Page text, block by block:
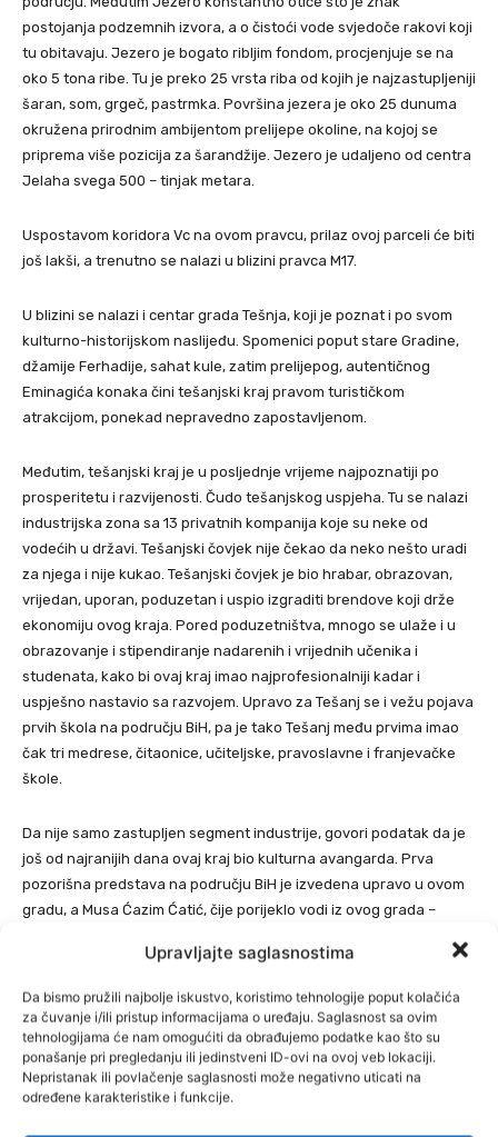
Upravljajte saglasnostima
Da bismo pružili najbolje iskustvo, koristimo tehnologije poput kolačića
za čuvanje i/ili pristup informacijama o uređaju. Saglasnost sa ovim
tehnologijama će nam omogućiti da obrađujemo podatke kao što su
ponašanje pri pregledanju ili jedinstveni ID-ovi na ovoj veb lokaciji.
Nepristanak ili povlačenje saglasnosti može negativno uticati na
određene karakteristike i funkcije.
postojanja podzemnih izvora, a o čistoći vode svjedoče rakovi koji
tu obitavaju. Jezero je bogato ribljim fondom, procjenjuje se na
oko 5 tona ribe. Tu je preko 25 vrsta riba od kojih je najzastupljeniji
šaran, som, grgeč, pastrmka. Površina jezera je oko 25 dunuma
okružena prirodnim ambijentom prelijepe okoline, na kojoj se
priprema više pozicija za šarandžije. Jezero je udaljeno od centra
Jelaha svega 500 – tinjak metara.
Uspostavom koridora Vc na ovom pravcu, prilaz ovoj parceli će biti
još lakši, a trenutno se nalazi u blizini pravca M17.
U blizini se nalazi i centar grada Tešnja, koji je poznat i po svom
kulturno-historijskom naslijeđu. Spomenici poput stare Gradine,
džamije Ferhadije, sahat kule, zatim prelijepog, autentičnog
Eminagića konaka čini tešanjski kraj pravom turističkom
atrakcijom, ponekad nepravedno zapostavljenom.
Međutim, tešanjski kraj je u posljednje vrijeme najpoznatiji po
prosperitetu i razvijenosti. Čudo tešanjskog uspjeha. Tu se nalazi
industrijska zona sa 13 privatnih kompanija koje su neke od
vodećih u državi. Tešanjski čovjek nije čekao da neko nešto uradi
za njega i nije kukao. Tešanjski čovjek je bio hrabar, obrazovan,
vrijedan, uporan, poduzetan i uspio izgraditi brendove koji drže
ekonomiju ovog kraja. Pored poduzetništva, mnogo se ulaže i u
obrazovanje i stipendiranje nadarenih i vrijednih učenika i
studenata, kako bi ovaj kraj imao najprofesionalniji kadar i
uspješno nastavio sa razvojem. Upravo za Tešanj se i vežu pojava
prvih škola na području BiH, pa je tako Tešanj među prvima imao
čak tri medrese, čitaonice, učiteljske, pravoslavne i franjevačke
škole.
Da nije samo zastupljen segment industrije, govori podatak da je
još od najranijih dana ovaj kraj bio kulturna avangarda. Prva
pozorišna predstava na području BiH je izvedena upravo u ovom
gradu, a Musa Ćazim Ćatić, čije porijeklo vodi iz ovog grada –
učeničkim udžbenicima.
Kako je autorica Al Jazeere za reportažu o Tešnju rekla: Tešanj
ima i formulu koja bi mogla biti primjenjiva i u drugim lokalnim
zajednicama. Ali Tešanj, prije svega, ima čovjeka koji se, umjesto
da krivi drugog za svoju situaciju, pouzdao u plodove znoja
vlastitog.